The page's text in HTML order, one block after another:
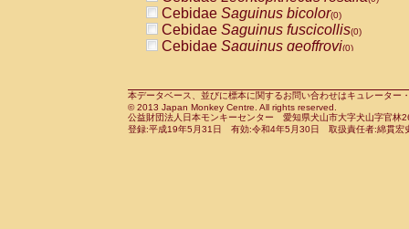
CercopithecidaeCercocebus
CercopithecidaeCercocebus
CercopithecidaeCercocebushybrid
CercopithecidaePapio anubis(0)
CercopithecidaePapio cynocephalus
CercopithecidaePapio hamadryas(0)
Cebidae Saguinus bicolor(0)
Cebidae Saguinus fuscicollis(0)
Cebidae Saguinus geoffroyi(0)
CebidaeSaguinus leucopus(0)
CebidaeSaguinus midas(0)
Cebidae Saguinus mystax(0)
本データベース、並びに標本に関するお問い合わせはキュレータ
© 2013 Japan Monkey Centre. All rights reserved.
公益財団法人日本モンキーセンター 愛知県犬山市大字犬山字官
登録:平成19年5月31日 有効:令和4年5月30日 取扱責任者:綿貫宏